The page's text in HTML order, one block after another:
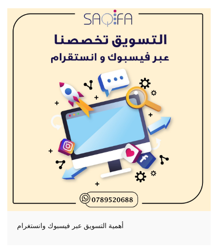
أهمية التسويق عبر فيسبوك وانستغرام